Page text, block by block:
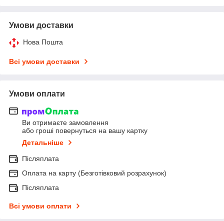
Умови доставки
Нова Пошта
Всі умови доставки
Умови оплати
Ви отримаєте замовлення
або гроші повернуться на вашу картку
Детальніше
Післяплата
Оплата на карту (Безготівковий розрахунок)
Післяплата
Всі умови оплати